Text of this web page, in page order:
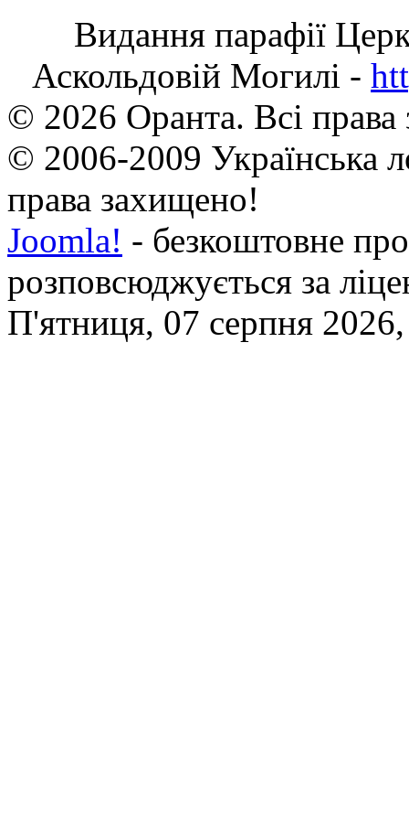
Видання парафії
Аскольдовій Могилі -
© 2026 Оранта. Всі
© 2006-2009 Українська
права захищено!
Joomla! - безкоштовне
розповсюджується за
П'ятниця, 07 серпня